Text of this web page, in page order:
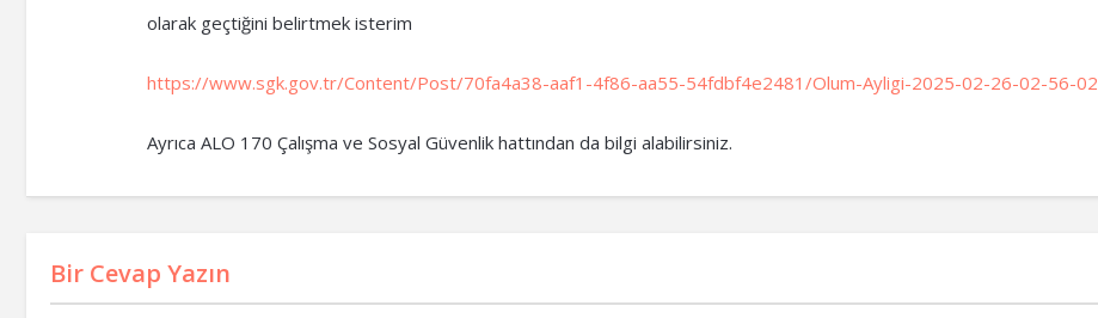
olarak geçtiğini belirtmek isterim
https://www.sgk.gov.tr/Content/Post/70fa4a38-aaf1-4f86-aa55-54fdbf4e2481/Olum-Ayligi-2025-02-26-02-56-02
Ayrıca ALO 170 Çalışma ve Sosyal Güvenlik hattından da bilgi alabilirsiniz.
Bir Cevap Yazın